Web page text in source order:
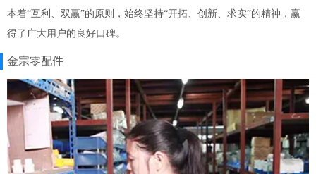
本着“互利、双赢”的原则，始终坚持“开拓、创新、求实”的精神，赢
得了广大用户的良好口碑。
金宗零配件